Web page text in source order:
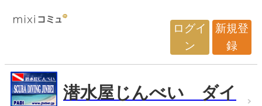
ログイ
ン
新規登
録
潜水屋じんべい ダイ